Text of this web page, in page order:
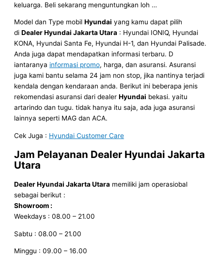
keluarga. Beli sekarang menguntungkan loh …
Model dan Type mobilHyundai yang kamu dapat pilih
diDealer Hyundai Jakarta Utara : Hyundai IONIQ, Hyundai
KONA, Hyundai Santa Fe, Hyundai H-1, dan Hyundai Palisade.
Anda juga dapat mendapatkan informasi terbaru. D
iantaranya informasi promo, harga, dan asuransi. Asuransi
juga kami bantu selama 24 jam non stop, jika nantinya terjadi
kendala dengan kendaraan anda. Berikut ini beberapa jenis
rekomendasi asuransi dari dealerHyundai bekasi. yaitu
artarindo dan tugu. tidak hanya itu saja, ada juga asuransi
lainnya seperti MAG dan ACA.
Cek Juga : Hyundai Customer Care
Jam Pelayanan Dealer Hyundai Jakarta
Utara
Dealer Hyundai Jakarta Utara memiliki jam operasiobal
sebagai berikut :
Showroom :
Weekdays : 08.00 – 21.00
Sabtu : 08.00 – 21.00
Minggu : 09.00 – 16.00